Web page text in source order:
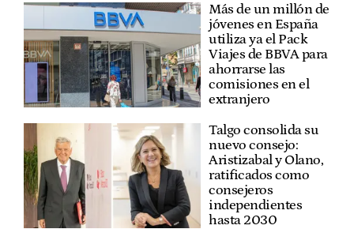
Más de un millón de
jóvenes en España
utiliza ya el Pack
Viajes de BBVA para
ahorrarse las
comisiones en el
extranjero
Talgo consolida su
nuevo consejo:
Aristizabal y Olano,
ratificados como
consejeros
independientes
hasta 2030